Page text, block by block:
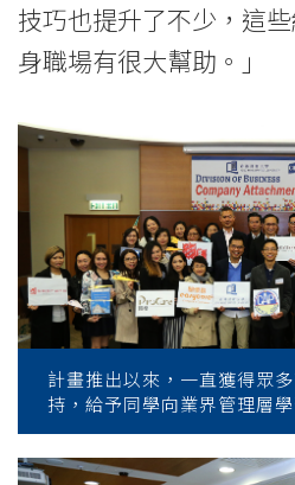
技巧也提升了不少，這
身職場有很大幫助。」
計畫推出以來，一直獲得眾
持，給予同學向業界管理層